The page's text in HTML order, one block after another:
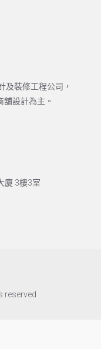
及裝修工程公司，
設計為主。
廈 3樓3室
reserved